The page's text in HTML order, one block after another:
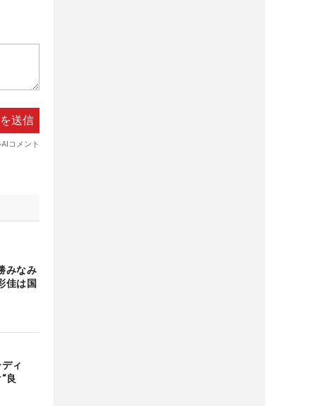
みなみ
佳は国
ディ
良